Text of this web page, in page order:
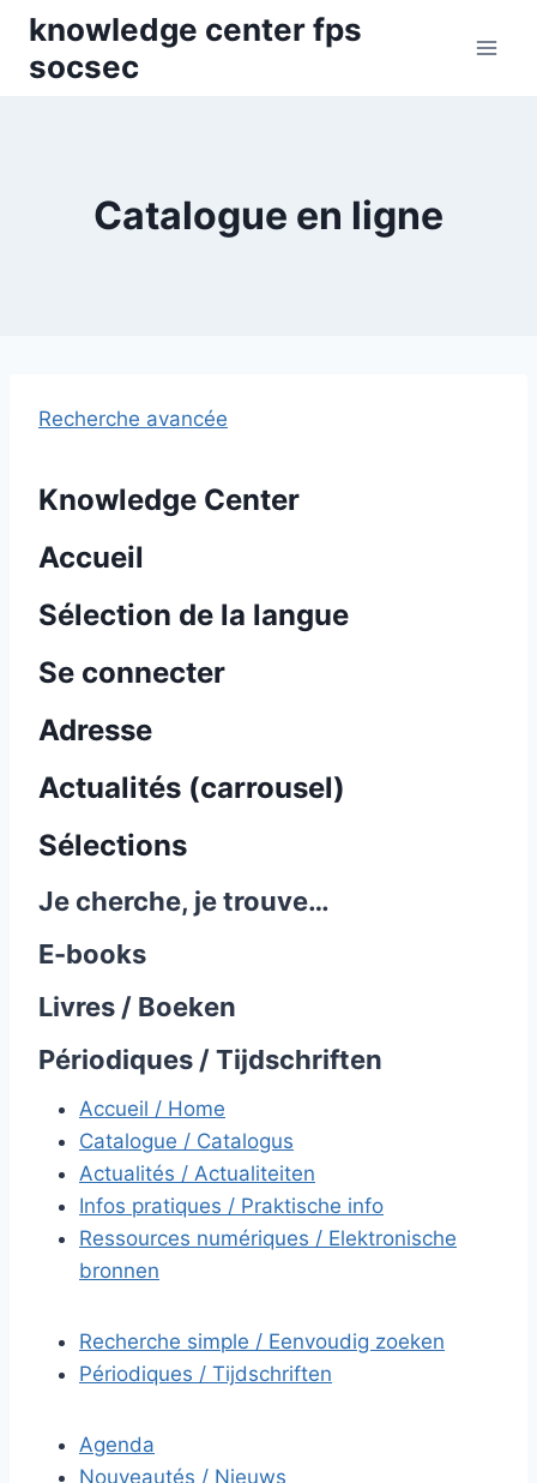
Skip
content
knowledge center fps
socsec
Catalogue en ligne
Recherche avancée
Knowledge Center
Accueil
Sélection de la langue
Se connecter
Adresse
Actualités (carrousel)
Sélections
Je cherche, je trouve…
E-books
Livres / Boeken
Périodiques / Tijdschriften
Accueil / Home
Catalogue / Catalogus
Actualités / Actualiteiten
Infos pratiques / Praktische info
Ressources numériques / Elektronische
bronnen
Recherche simple / Eenvoudig zoeken
Périodiques / Tijdschriften
Agenda
Nouveautés / Nieuws